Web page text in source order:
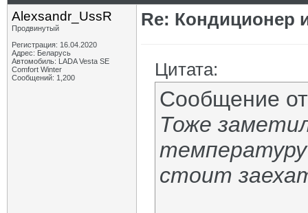
Alexsandr_UssR
Продвинутый
Регистрация: 16.04.2020
Адрес: Беларусь
Автомобиль: LADA Vesta SE
Comfort Winter
Сообщений: 1,200
Re: Кондиционер
Цитата:
Сообщение
Тоже
температуру
стоит